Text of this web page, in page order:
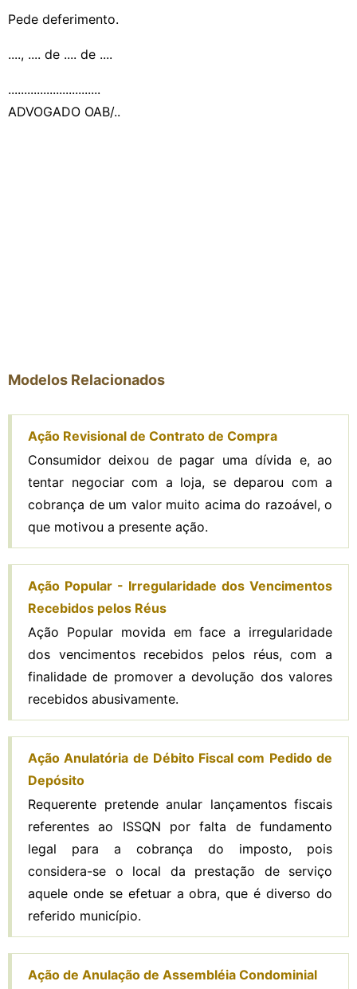
Pede deferimento.
...., .... de .... de ....
.............................
ADVOGADO OAB/..
Modelos Relacionados
Ação Revisional de Contrato de Compra
Consumidor deixou de pagar uma dívida e, ao
tentar negociar com a loja, se deparou com a
cobrança de um valor muito acima do razoável, o
que motivou a presente ação.
Ação Popular - Irregularidade dos Vencimentos
Recebidos pelos Réus
Ação Popular movida em face a irregularidade
dos vencimentos recebidos pelos réus, com a
finalidade de promover a devolução dos valores
recebidos abusivamente.
Ação Anulatória de Débito Fiscal com Pedido de
Depósito
Requerente pretende anular lançamentos fiscais
referentes ao ISSQN por falta de fundamento
legal para a cobrança do imposto, pois
considera-se o local da prestação de serviço
aquele onde se efetuar a obra, que é diverso do
referido município.
Ação de Anulação de Assembléia Condominial